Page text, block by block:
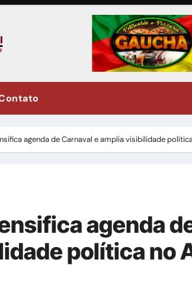
agenda de Carnaval e amplia visibilidade
agenda
política no